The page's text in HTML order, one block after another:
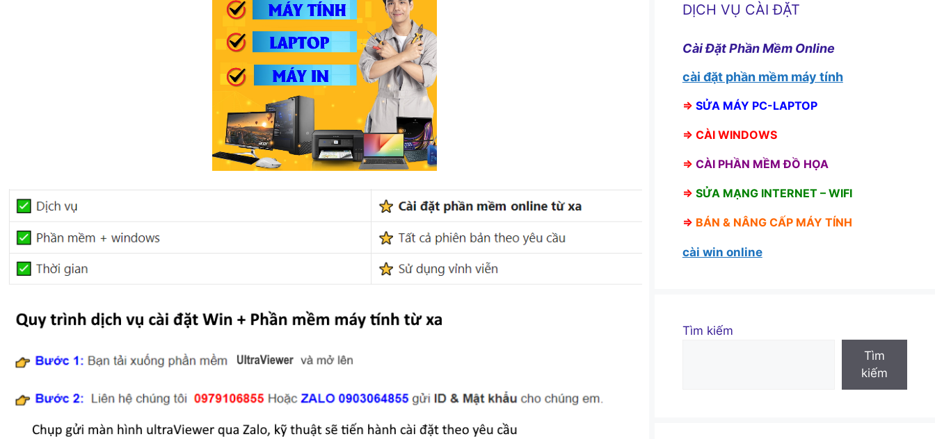
DỊCH VỤ CÀI ĐẶT
Cài Đặt Phần Mềm Online
cài đặt phần mềm máy tính
⇒ SỬA MÁY PC-LAPTOP
⇒ CÀI WINDOWS
⇒ CÀI PHẦN MỀM ĐỒ HỌA
⇒ SỬA MẠNG INTERNET – WIFI
⇒ BÁN & NÂNG CẤP MÁY TÍNH
cài win online
Tìm kiếm
Tìm
kiếm